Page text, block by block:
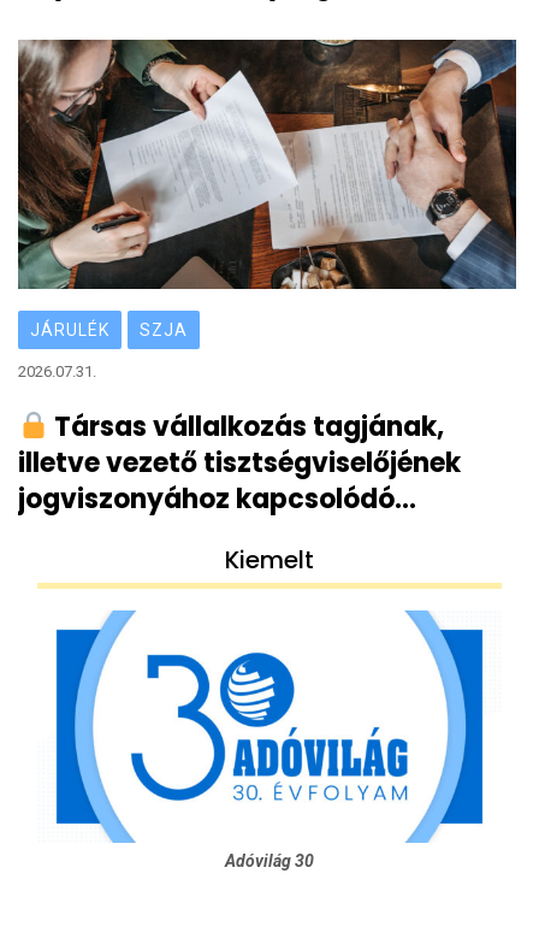
JÁRULÉK SZJA
2026.07.31.
Társas vállalkozás tagjának,
illetve vezető tisztségviselőjének
jogviszonyához kapcsolódó
kötelezettségekKiemelt
Adóvilág 30